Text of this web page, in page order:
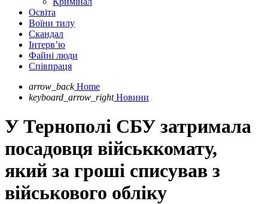
Освіта
Воїни тилу
Скандал
Інтерв’ю
Файні люди
Співпраця
arrow_back Home
keyboard_arrow_right Новини
У Тернополі СБУ затримала
посадовця військкомату,
який за гроші списував з
військового обліку